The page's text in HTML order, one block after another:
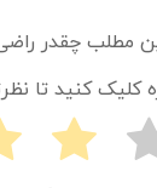
مطلب چقدر
کلیک کنید تا